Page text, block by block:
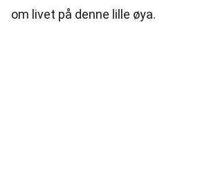
om livet på denne lille øya.